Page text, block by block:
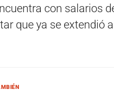
con salarios
que ya se extendió